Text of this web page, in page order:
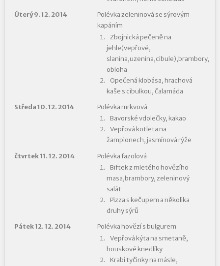
Úterý 9. 12. 2014
Polévka zeleninová se sýrovým
kapáním
Zbojnická pečeně na
jehle(vepřové,
slanina,uzenina,cibule),brambory,
obloha
Opečená klobása, hrachová
kaše s cibulkou, čalamáda
Středa 10. 12. 2014
Polévka mrkvová
Bavorské vdolečky, kakao
Vepřová kotleta na
žampionech, jasmínová rýže
čtvrtek 11. 12. 2014
Polévka fazolová
Biftek z mletého hovězího
masa,brambory, zeleninový
salát
Pizza s kečupem a několika
druhy sýrů
Pátek 12. 12. 2014
Polévka hovězí s bulgurem
Vepřová kýta na smetaně,
houskové knedlíky
Krabí tyčinky na másle,